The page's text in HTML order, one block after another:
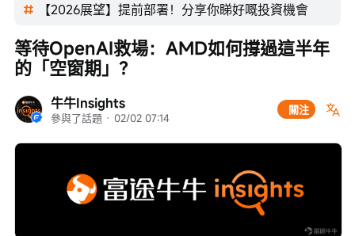
【2026展望】提前部署！分享你睇好嘅投資機會
牛牛Insights
參與了話題 · 02/02 07:14
關注
等待OpenAI救場：AMD如何撐過這半年
的「空窗期」？